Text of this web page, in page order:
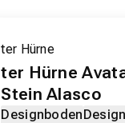
ter Hürne
ter Hürne
Stein Alasco
Designboden